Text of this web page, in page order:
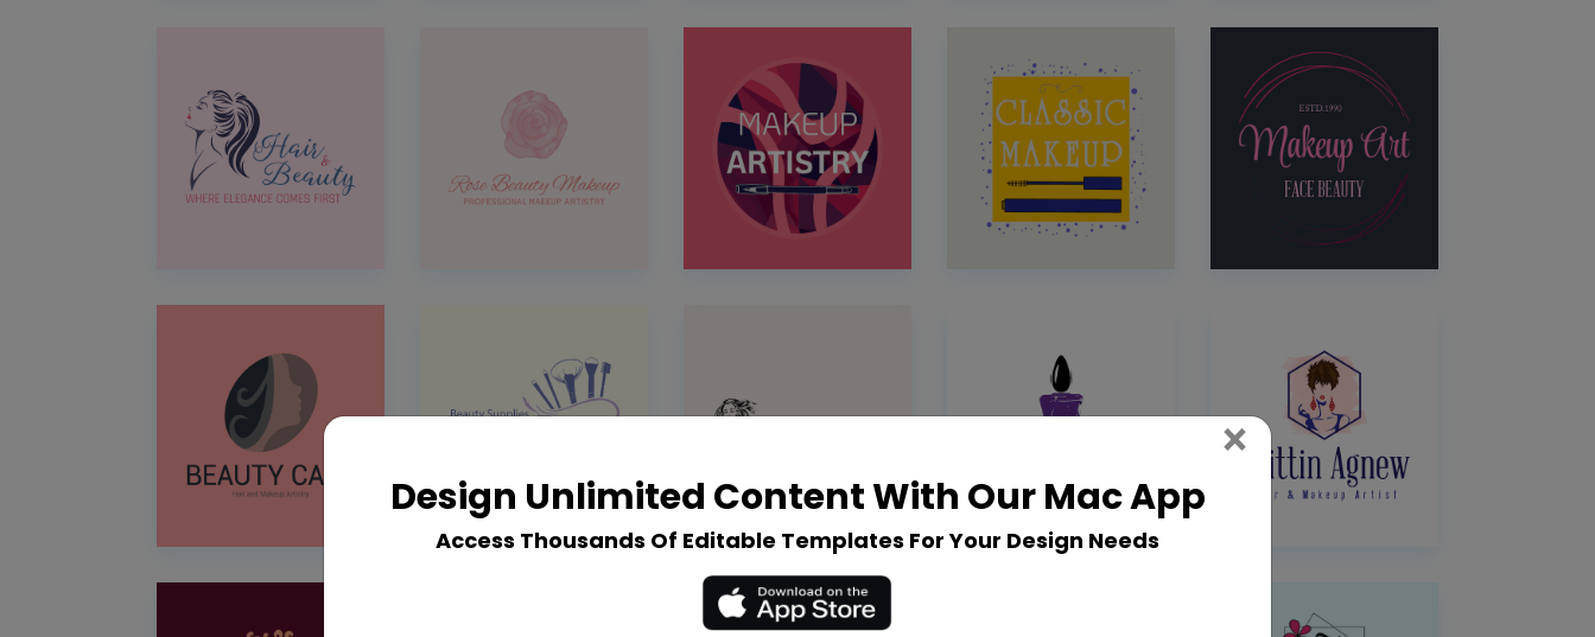
Design Unlimited Content With Our Mac App
Access Thousands Of Editable Templates For Your Design Needs
× Close